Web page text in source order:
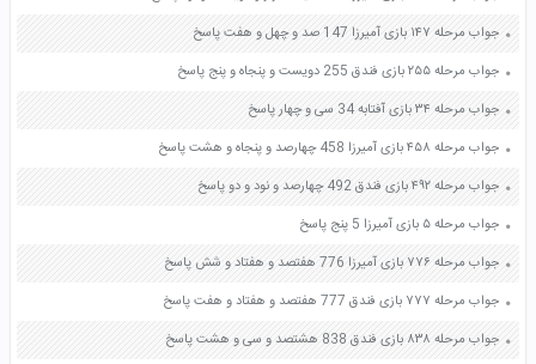
جواب مرحله ۱۴۷ بازی آمیرزا 147 صد و چهل و هفت پاسخ
جواب مرحله ۲۵۵ بازی فندق 255 دویست و پنجاه و پنج پاسخ
جواب مرحله ۳۴ بازی آفتابه 34 سی و چهار پاسخ
جواب مرحله ۴۵۸ بازی آمیرزا 458 چهارصد و پنجاه و هشت پاسخ
جواب مرحله ۴۹۲ بازی فندق 492 چهارصد و نود و دو پاسخ
جواب مرحله ۵ بازی آمیرزا 5 پنج پاسخ
جواب مرحله ۷۷۶ بازی آمیرزا 776 هفتصد و هفتاد و شش پاسخ
جواب مرحله ۷۷۷ بازی فندق 777 هفتصد و هفتاد و هفت پاسخ
جواب مرحله ۸۳۸ بازی فندق 838 هشتصد و سی و هشت پاسخ